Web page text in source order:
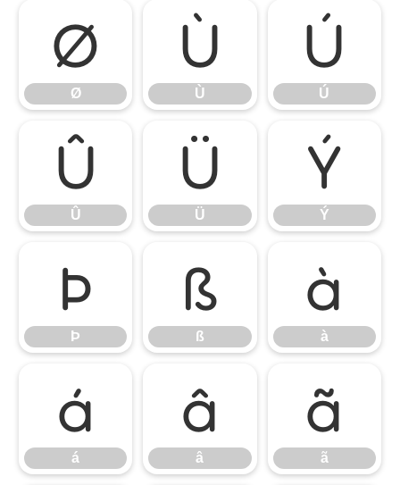
Ø
Ø
Ù
Ù
Ú
Ú
Û
Û
Ü
Ü
Ý
Ý
Þ
Þ
ß
ß
à
à
á
á
â
â
ã
ã